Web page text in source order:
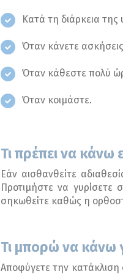
Κατά τη διάρκεια της
Όταν κάνετε
Όταν κάθεστε πολύ
Όταν κοιμάστε.
Τι πρέπει να
Εάν αισθανθείτε
Προτιμήστε να
σηκωθείτε καθώς η
Τι μπορώ να κάνω
Αποφύγετε την κατάκλιση